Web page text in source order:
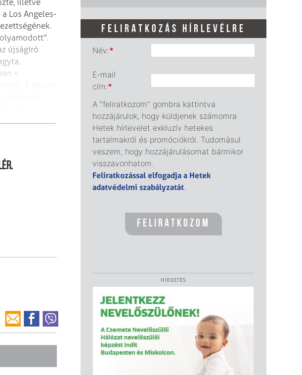
Los Angeles-
újságíró
–
FELIRATKOZÁS HÍRLEVÉLRE
Név:*
E-mail
cím:*
A "feliratkozom" gombra kattintva
hozzájárulok, hogy küldjenek számomra
Hetek hírlevelet exkluzív hetekes
tartalmakról és promóciókról. Tudomásul
veszem, hogy hozzájárulásomat bármikor
visszavonhatom.
Feliratkozással elfogadja a Hetek
adatvédelmi szabályzatát.
HIRDETÉS